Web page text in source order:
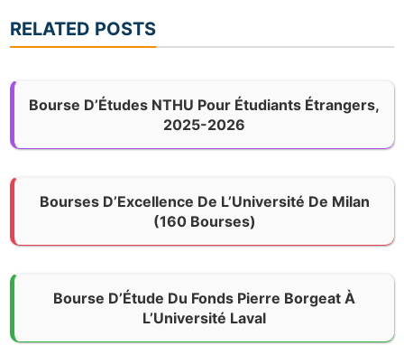
RELATED POSTS
Bourse D’Études NTHU Pour Étudiants Étrangers,
2025-2026
Bourses D’Excellence De L’Université De Milan
(160 Bourses)
Bourse D’Étude Du Fonds Pierre Borgeat À
L’Université Laval